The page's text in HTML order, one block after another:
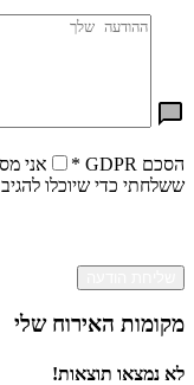
הסכם GDPR *
אני
ששלחתי כדי שיוכלו
מקומות האירוח שלי
לא נמצאו תוצאות!